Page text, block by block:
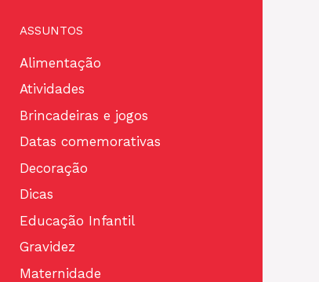
ASSUNTOS
Alimentação
Atividades
Brincadeiras e jogos
Datas comemorativas
Decoração
Dicas
Educação Infantil
Gravidez
Maternidade